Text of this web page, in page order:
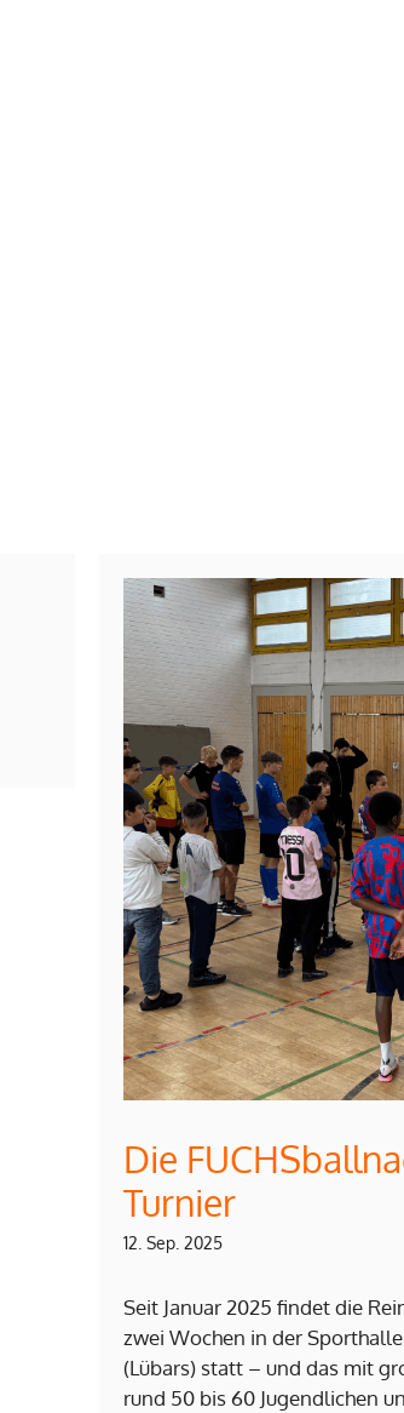
Die
Turnier
12. Sep. 2025
Seit Januar 2025 findet die
zwei Wochen in der
(Lübars) statt – und das mit
rund 50 bis 60 Jugendlichen